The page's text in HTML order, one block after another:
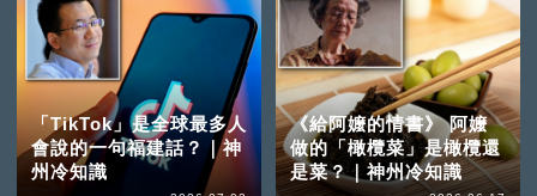
「TikTok」是全球最多人
會說的一句福建話？｜神
州冷知識
《給阿嬤的情書》 阿嬤
做的「橄欖菜」是橄欖還
是菜？｜神州冷知識